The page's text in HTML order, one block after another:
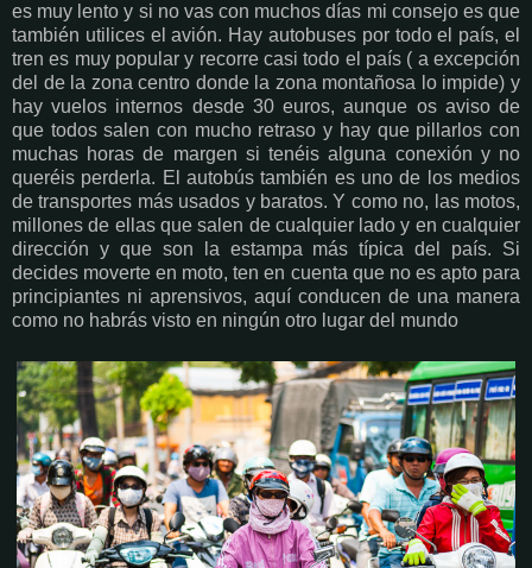
es muy lento y si no vas con muchos días mi consejo es que
también utilices el avión. Hay autobuses por todo el país, el
tren es muy popular y recorre casi todo el país ( a excepción
del de la zona centro donde la zona montañosa lo impide) y
hay vuelos internos desde 30 euros, aunque os aviso de
que todos salen con mucho retraso y hay que pillarlos con
muchas horas de margen si tenéis alguna conexión y no
queréis perderla. El autobús también es uno de los medios
de transportes más usados y baratos. Y como no, las motos,
millones de ellas que salen de cualquier lado y en cualquier
dirección y que son la estampa más típica del país. Si
decides moverte en moto, ten en cuenta que no es apto para
principiantes ni aprensivos, aquí conducen de una manera
como no habrás visto en ningún otro lugar del mundo